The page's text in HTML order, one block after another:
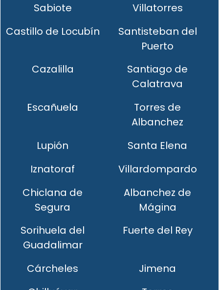
Sabiote
Villatorres
Castillo de Locubín
Santisteban del
Puerto
Cazalilla
Santiago de
Calatrava
Escañuela
Torres de
Albanchez
Lupión
Santa Elena
Iznatoraf
Villardompardo
Chiclana de
Segura
Albanchez de
Mágina
Sorihuela del
Guadalimar
Fuerte del Rey
Cárcheles
Jimena